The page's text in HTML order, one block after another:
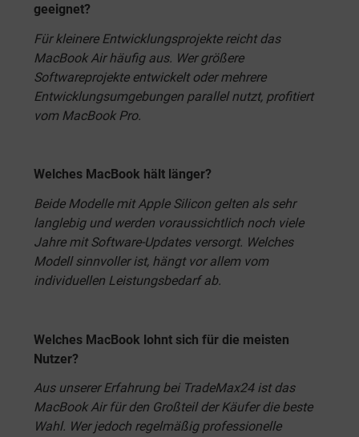
geeignet?
Für kleinere Entwicklungsprojekte reicht das
MacBook Air häufig aus. Wer größere
Softwareprojekte entwickelt oder mehrere
Entwicklungsumgebungen parallel nutzt, profitiert
vom MacBook Pro.
Welches MacBook hält länger?
Beide Modelle mit Apple Silicon gelten als sehr
langlebig und werden voraussichtlich noch viele
Jahre mit Software-Updates versorgt. Welches
Modell sinnvoller ist, hängt vor allem vom
individuellen Leistungsbedarf ab.
Welches MacBook lohnt sich für die meisten
Nutzer?
Aus unserer Erfahrung bei TradeMax24 ist das
MacBook Air für den Großteil der Käufer die beste
Wahl. Wer jedoch regelmäßig professionelle